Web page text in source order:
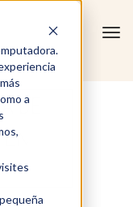
a
DE